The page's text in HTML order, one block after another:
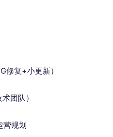
修复+小更新）
团队）
营规划